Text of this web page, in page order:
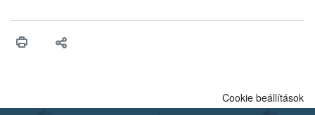
higiéniai szabályok betartása, a megfelelő hőkezelés, valamint a
biztonsági Hivatal (Nébih) Oktatási Programja összegyűjtötte a
Cookie beállítások